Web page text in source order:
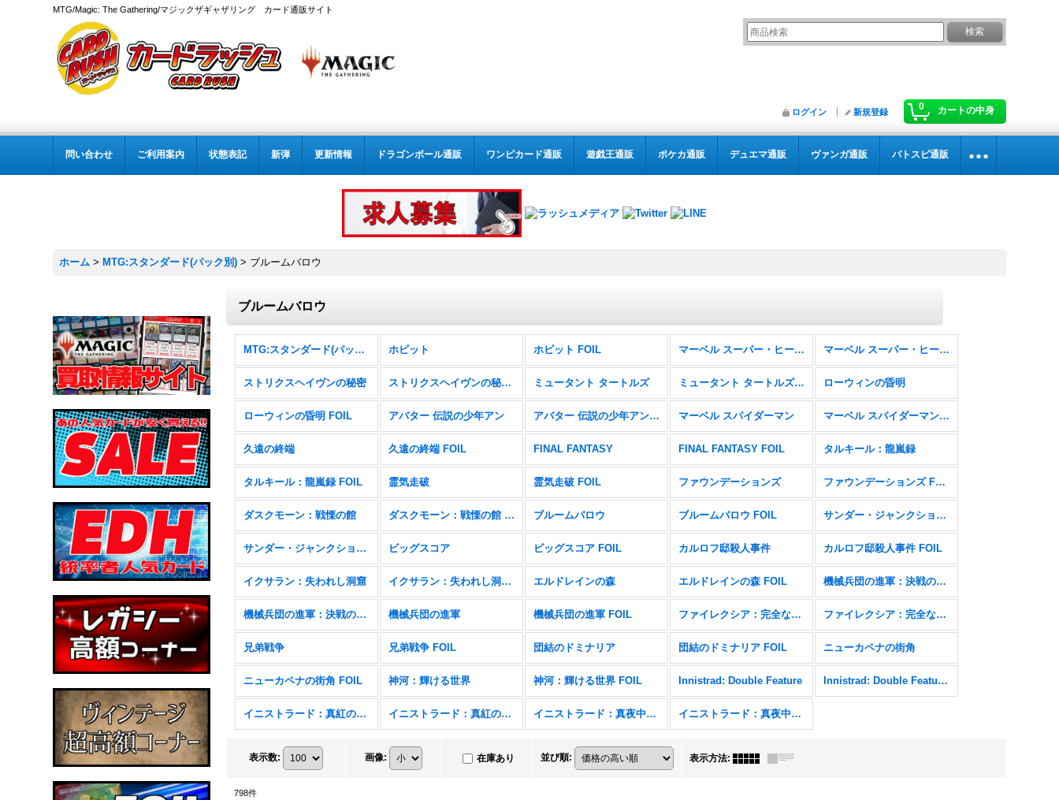
MTG/Magic: The Gathering/マジックザギャザリング カード通販サイト
0 カートの中身
ログイン 新規登録
問い合わせ ご利用案内 状態表記 新弾 更新情報 ドラゴンボール通販 ワンピカード通販 遊戯王通販 ポケカ通販 デュエマ通販 ヴァンガ通販 バトスピ通販
ホーム > MTG:スタンダード(パック別) > ブルームバロウ
ブルームバロウ
MTG:スタンダード(パック別) (全商品) ホビット ホビット FOIL マーベル スーパー・ヒーローズ マーベル スーパー・ヒーローズ FOIL
ストリクスヘイヴンの秘密 ストリクスヘイヴンの秘密 FOIL ミュータント タートルズ ミュータント タートルズ FOIL ローウィンの昏明
ローウィンの昏明 FOIL アバター 伝説の少年アン アバター 伝説の少年アン FOIL マーベル スパイダーマン マーベル スパイダーマン FOIL
久遠の終端 久遠の終端 FOIL FINAL FANTASY FINAL FANTASY FOIL タルキール：龍嵐録
タルキール：龍嵐録 FOIL 霊気走破 霊気走破 FOIL ファウンデーションズ ファウンデーションズ FOIL
ダスクモーン：戦慄の館 ダスクモーン：戦慄の館 FOIL ブルームバロウ ブルームバロウ FOIL サンダー・ジャンクションの無法者
サンダー・ジャンクションの無法者 FOIL ビッグスコア ビッグスコア FOIL カルロフ邸殺人事件 カルロフ邸殺人事件 FOIL
イクサラン：失われし洞窟 イクサラン：失われし洞窟 FOIL エルドレインの森 エルドレインの森 FOIL 機械兵団の進軍：決戦の後に
機械兵団の進軍：決戦の後に FOIL 機械兵団の進軍 機械兵団の進軍 FOIL ファイレクシア：完全なる統一 ファイレクシア：完全なる統一 FOIL
兄弟戦争 兄弟戦争 FOIL 団結のドミナリア 団結のドミナリア FOIL ニューカペナの街角
ニューカペナの街角 FOIL 神河：輝ける世界 神河：輝ける世界 FOIL Innistrad: Double Feature Innistrad: Double Feature FOIL
イニストラード：真紅の契り イニストラード：真紅の契り FOIL イニストラード：真夜中の狩り イニストラード：真夜中の狩り FOIL
表示数: 画像: 在庫あり 並び順: 表示方法:
798件